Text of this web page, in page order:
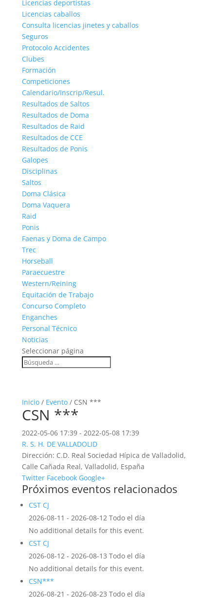
Licencias deportistas
Licencias caballos
Consulta licencias jinetes y caballos
Seguros
Protocolo Accidentes
Clubes
Formación
Competiciones
Calendario/Inscrip/Resul.
Resultados de Saltos
Resultados de Doma
Resultados de Raid
Resultados de CCE
Resultados de Ponis
Galopes
Disciplinas
Saltos
Doma Clásica
Doma Vaquera
Raid
Ponis
Faenas y Doma de Campo
Trec
Horseball
Paraecuestre
Western/Reining
Equitación de Trabajo
Concurso Completo
Enganches
Personal Técnico
Noticias
Seleccionar página
Inicio/ Evento/ CSN ***
CSN ***
2022-05-06 17:39 - 2022-05-08 17:39
R. S. H. DE VALLADOLID
Dirección: C.D. Real Sociedad Hípica de Valladolid,
Calle Cañada Real, Valladolid, España
Twitter Facebook Google+
Próximos eventos relacionados
CST CJ
2026-08-11 - 2026-08-12 Todo el día
No additional details for this event.
CST CJ
2026-08-12 - 2026-08-13 Todo el día
No additional details for this event.
CSN***
2026-08-21 - 2026-08-23 Todo el día